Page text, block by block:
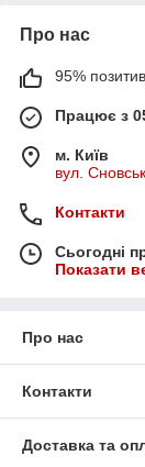
Про нас
95%
Працює з
м. Київ
вул.
Контакти
Сьогодні
Показати
Про нас
Контакти
Доставка та